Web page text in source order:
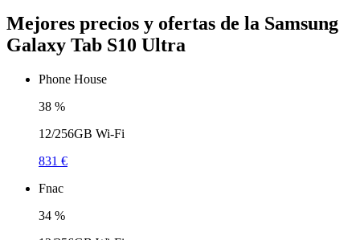
Mejores precios y ofertas de la Samsung
Galaxy Tab S10 Ultra
Phone House
38 %
12/256GB Wi-Fi
831 €
Fnac
34 %